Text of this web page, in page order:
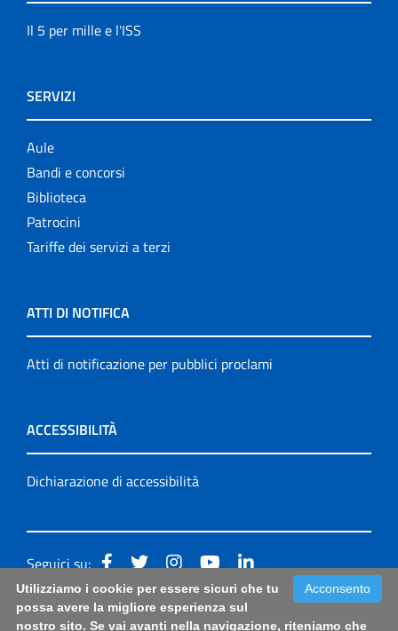
Il 5 per mille e l'ISS
SERVIZI
Aule
Bandi e concorsi
Biblioteca
Patrocini
Tariffe dei servizi a terzi
ATTI DI NOTIFICA
Atti di notificazione per pubblici proclami
ACCESSIBILITÀ
Dichiarazione di accessibilità
Seguici su:
Accessibilità: form di segnalazione di prima istanza per
Acconsento
Utilizziamo i cookie per essere sicuri che tu
possa avere la migliore esperienza sul
nostro sito. Se vai avanti nella navigazione, riteniamo che